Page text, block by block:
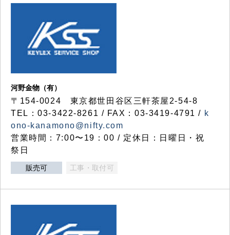
河野金物（有）
〒154-0024 東京都世田谷区三軒茶屋2-54-8
TEL：03-3422-8261 / FAX：03-3419-4791 / k
ono-kanamono@nifty.com
営業時間：7:00〜19：00 / 定休日：日曜日・祝
祭日
販売可 工事・取付可